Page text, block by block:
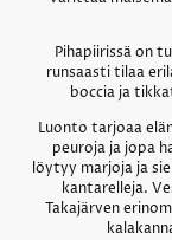
Pihapiirissä on
runsaasti tilaa
boccia ja
Luonto tarjoaa
peuroja ja jopa
löytyy marjoja ja
kantarelleja.
Takajärven